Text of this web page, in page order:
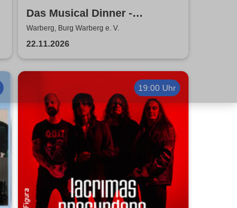
Das Musical Dinner -
Kulinarischer Genuss und
garantierte Unterhaltung
Warberg, Burg Warberg e. V.
22.11.2026
19:00 Uhr